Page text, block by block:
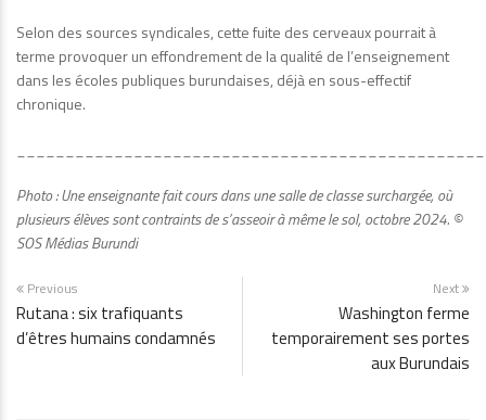
Selon des sources syndicales, cette fuite des cerveaux pourrait à
terme provoquer un effondrement de la qualité de l’enseignement
dans les écoles publiques burundaises, déjà en sous-effectif
chronique.
Photo : Une enseignante fait cours dans une salle de classe surchargée, où
plusieurs élèves sont contraints de s’asseoir à même le sol, octobre 2024. ©
SOS Médias Burundi
Previous
Rutana : six trafiquants
d’êtres humains condamnés
Next
Washington ferme
temporairement ses portes
aux Burundais